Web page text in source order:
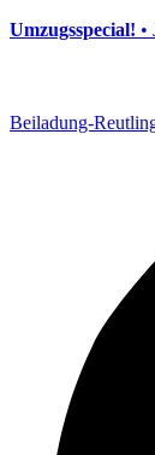
Umzugsspecial! •
Beiladung-